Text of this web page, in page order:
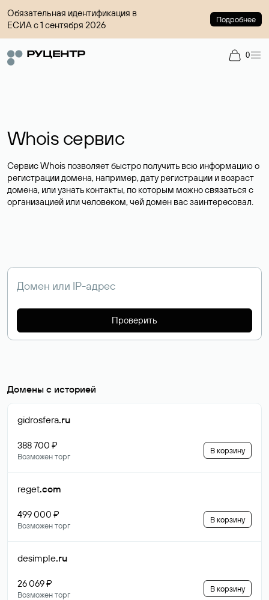
Обязательная идентификация в
ЕСИА с 1 сентября 2026
Подробнее
0
Whois сервис
Сервис Whois позволяет быстро получить всю информацию о
регистрации домена, например, дату регистрации и возраст
домена, или узнать контакты, по которым можно связаться с
организацией или человеком, чей домен вас заинтересовал.
Проверить
Домены с историей
gidrosfera.ru
388 700 ₽
Возможен торг
В корзину
reget.com
499 000 ₽
Возможен торг
В корзину
desimple.ru
26 069 ₽
Возможен торг
В корзину